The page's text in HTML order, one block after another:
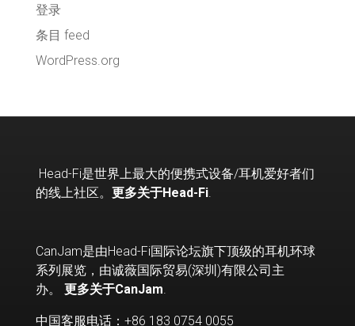
登录
条目 feed
WordPress.org
Head-Fi是世界上最大的便携式设备/耳机爱好者们
的线上社区。 更多关于Head-Fi.
CanJam是由Head-Fi国际论坛旗下顶级的耳机环球
系列展览，由诚薇国际贸易(深圳)有限公司主
办。 更多关于CanJam
中国客服电话：+86 183 0754 0055